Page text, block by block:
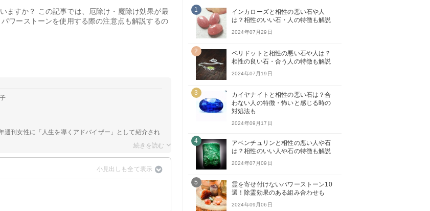
ますか？ この記事では、厄除け・魔除け効果が最
ワーストーンを使用する際の注意点も解説するの
刊女性に「人生を導くアドバイザー」として紹介され
1
インカローズと相性の悪い石や人
は？相性のいい石・人の特徴も解説
2024年07月29日
2
ペリドットと相性の悪い石や人は？
相性の良い石・合う人の特徴も解説
2024年07月19日
3
カイヤナイトと相性の悪い石は？合
わない人の特徴・怖いと感じる時の
対処法も
2024年09月17日
4
アベンチュリンと相性の悪い人や石
は？相性のいい人や石の特徴も解説
2024年07月09日
5
霊を寄せ付けないパワーストーン10
選！除霊効果のある組み合わせも
2024年09月06日